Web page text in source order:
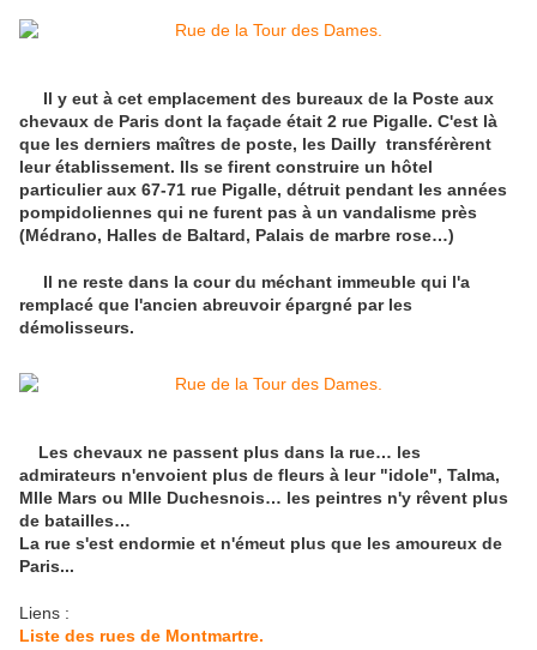
Il y eut à cet emplacement des bureaux de la Poste aux
chevaux de Paris dont la façade était 2 rue Pigalle. C'est là
que les derniers maîtres de poste, les Dailly transférèrent
leur établissement. Ils se firent construire un hôtel
particulier aux 67-71 rue Pigalle, détruit pendant les années
pompidoliennes qui ne furent pas à un vandalisme près
(Médrano, Halles de Baltard, Palais de marbre rose…)
Il ne reste dans la cour du méchant immeuble qui l'a
remplacé que l'ancien abreuvoir épargné par les
démolisseurs.
Les chevaux ne passent plus dans la rue… les
admirateurs n'envoient plus de fleurs à leur "idole", Talma,
Mlle Mars ou Mlle Duchesnois… les peintres n'y rêvent plus
de batailles…
La rue s'est endormie et n'émeut plus que les amoureux de
Paris...
Liens :
Liste des rues de Montmartre.